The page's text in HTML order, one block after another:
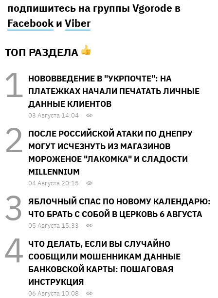
подпишитесь на группы Vgorode в
Facebook и Viber
ТОП РАЗДЕЛА
НОВОВВЕДЕНИЕ В "УКРПОЧТЕ": НА
ПЛАТЕЖКАХ НАЧАЛИ ПЕЧАТАТЬ ЛИЧНЫЕ
ДАННЫЕ КЛИЕНТОВ
03 Августа 14:04
ПОСЛЕ РОССИЙСКОЙ АТАКИ ПО ДНЕПРУ
МОГУТ ИСЧЕЗНУТЬ ИЗ МАГАЗИНОВ
МОРОЖЕНОЕ "ЛАКОМКА" И СЛАДОСТИ
MILLENNIUM
04 Августа 20:15
ЯБЛОЧНЫЙ СПАС ПО НОВОМУ КАЛЕНДАРЮ:
ЧТО БРАТЬ С СОБОЙ В ЦЕРКОВЬ 6 АВГУСТА
05 Августа 15:33
ЧТО ДЕЛАТЬ, ЕСЛИ ВЫ СЛУЧАЙНО
СООБЩИЛИ МОШЕННИКАМ ДАННЫЕ
БАНКОВСКОЙ КАРТЫ: ПОШАГОВАЯ
ИНСТРУКЦИЯ
06 Августа 10:08